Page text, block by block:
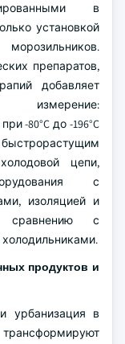
в
установкой
препаратов,
добавляет
-80°C до -196°C
цепи,
с
изоляцией и
сравнению с
продуктов и
урбанизация в